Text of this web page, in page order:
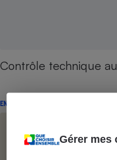
Gérer mes
Contrôle technique
ENQUÊTE